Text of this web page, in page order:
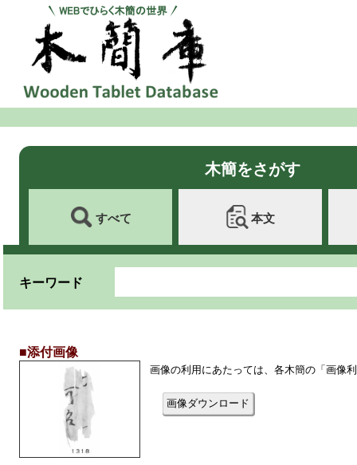
木簡をさがす
すべて 本文
キーワード
■添付画像
画像の利用にあたっては、各木簡の「画像
画像ダウンロード